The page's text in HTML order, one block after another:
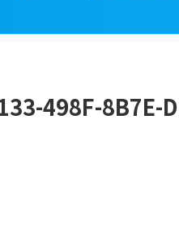
498F-8B7E-